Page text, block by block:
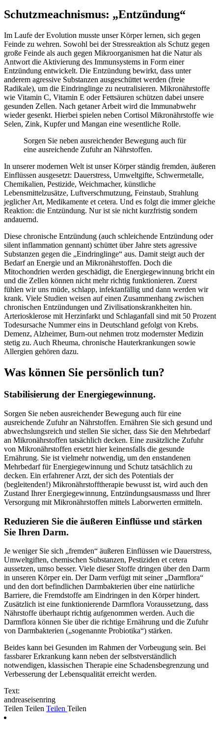
Schutzmeachnismus: „Entzündung“
Im Laufe der Evolution musste unser Körper lernen, sich gegen
Feinde zu wehren. Sowohl bei der Stressreaktion als Schutz gegen
große Feinde als auch gegen Mikroorganismen hat die Natur als
Antwort die Aktivierung des Immunsystems in Form einer
Entzündung entwickelt. Die Entzündung bewirkt, dass unter
anderem agressive Substanzen ausgeschüttet werden (freie
Radikale), um die Eindringlinge zu neutralisieren. Mikronährstoffe
wie Vitamin C, Vitamin E oder Fettsäuren schützen dabei unsere
gesunden Zellen. Nach getaner Arbeit wird die Immunabwehr
wieder gesenkt. Hierbei spielen neben Cortisol Mikronährstoffe wie
Selen, Zink, Kupfer und Mangan eine wesentliche Rolle.
Sorgen Sie neben ausreichender Bewegung auch für
eine ausreichende Zufuhr an Nährstoffen.
In unserer modernen Welt ist unser Körper ständig fremden, äußeren
Einflüssen ausgesetzt: Dauerstress, Umweltgifte, Schwermetalle,
Chemikalien, Pestizide, Weichmacher, künstliche
Lebensmittelzusätze, Luftverschmutzung, Feinstaub, Strahlung
jeglicher Art, Medikamente et cetera. Und es folgt die immer gleiche
Reaktion: die Entzündung. Nur ist sie nicht kurzfristig sondern
andauernd.
Diese chronische Entzündung (auch schleichende Entzündung oder
silent inflammation gennant) schüttet über Jahre stets agressive
Substanzen gegen die „Eindringlinge“ aus. Damit steigt auch der
Bedarf an Energie und an Mikronährstoffen. Doch die
Mitochondrien werden geschädigt, die Energiegewinnung bricht ein
und die Zellen können nicht mehr richtig funktionieren. Zuerst
fühlen wir uns müde, schlapp, infektanfällig und dann werden wir
krank. Viele Studien weisen auf einen Zusammenhang zwischen
chronischen Entzündungen und Zivilisationskrankheiten hin.
Arteriosklerose mit Herzinfarkt und Schlaganfall sind mit 50 Prozent
Todesursache Nummer eins in Deutschland gefolgt von Krebs.
Demenz, Alzheimer, Burn-out nehmen trotz modernster Medizin
stetig zu. Auch Rheuma, chronische Hauterkrankungen sowie
Allergien gehören dazu.
Was können Sie persönlich tun?
Stabilisierung der Energiegewinnung.
Sorgen Sie neben ausreichender Bewegung auch für eine
ausreichende Zufuhr an Nährstoffen. Ernähren Sie sich gesund und
abwechslungsreich und stellen Sie sicher, dass Sie den Mehrbedarf
an Mikronährstoffen tatsächlich decken. Eine zusätzliche Zufuhr
von Mikronährstoffen ersetzt hier keinensfalls die gesunde
Ernährung. Sie ist vielmehr notwendig, um den enstandenen
Mehrbedarf für Energiegewinnung und Schutz tatsächlich zu
decken. Ein erfahrener Arzt, der sich des Potentials der
(begleitenden!) Mikronährstofftherapie bewusst ist, wird auch den
Zustand Ihrer Energiegewinnung, Entzündungsausmasss und Ihrer
Versorgung mit Mikronährstoffen mittels Laborwerten ermitteln.
Reduzieren Sie die äußeren Einflüsse und stärken
Sie Ihren Darm.
Je weniger Sie sich „fremden“ äußeren Einflüssen wie Dauerstress,
Umweltgiften, chemischen Substanzen, Pestiziden et cetera
aussetzen, umso besser. Viele dieser Stoffe dringen über den Darm
in unseren Körper ein. Der Darm verfügt mit seiner „Darmflora“
und den dort befindlichen Darmbakterien über eine natürliche
Barriere, die Fremdstoffe am Eindringen in den Körper hindert.
Zusätzlich ist eine funktionierende Darmflora Voraussetzung, dass
Nährstoffe überhaupt richtig aufgenommen werden. Auch die
Darmflora können Sie über die richtige Ernährung und die Zufuhr
von Darmbakterien („sogenannte Probiotika“) stärken.
Beides kann bei Gesunden im Rahmen der Vorbeugung sein. Bei
fassbarer Erkrankung kann neben der selbstverständlich
notwendigen, klassischen Therapie eine Schadensbegrenzung und
Verbesserung der Lebensqualität erreicht werden.
Text:
andreaseisenring
Teilen Teilen Teilen Teilen